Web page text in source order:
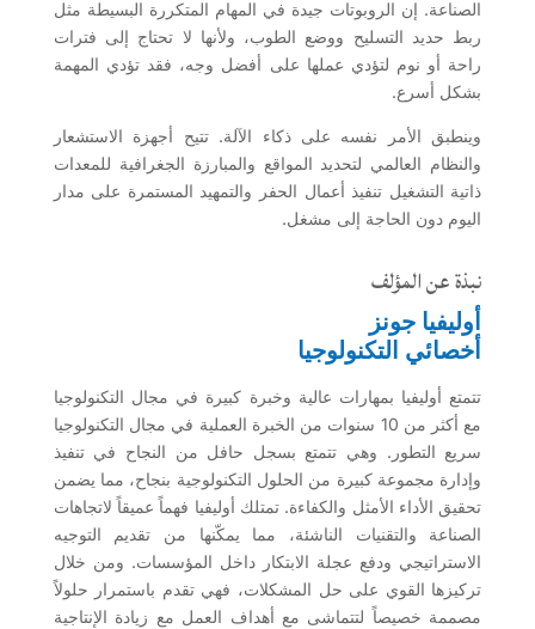
الصناعة. إن الروبوتات جيدة في المهام المتكررة البسيطة مثل
ربط حديد التسليح ووضع الطوب، ولأنها لا تحتاج إلى فترات
راحة أو نوم لتؤدي عملها على أفضل وجه، فقد تؤدي المهمة
بشكل أسرع.
وينطبق الأمر نفسه على ذكاء الآلة. تتيح أجهزة الاستشعار
والنظام العالمي لتحديد المواقع والمبارزة الجغرافية للمعدات
ذاتية التشغيل تنفيذ أعمال الحفر والتمهيد المستمرة على مدار
اليوم دون الحاجة إلى مشغل.
نبذة عن المؤلف
أوليفيا جونز
أخصائي التكنولوجيا
تتمتع أوليفيا بمهارات عالية وخبرة كبيرة في مجال التكنولوجيا
مع أكثر من 10 سنوات من الخبرة العملية في مجال التكنولوجيا
سريع التطور. وهي تتمتع بسجل حافل من النجاح في تنفيذ
وإدارة مجموعة كبيرة من الحلول التكنولوجية بنجاح، مما يضمن
تحقيق الأداء الأمثل والكفاءة. تمتلك أوليفيا فهماً عميقاً لاتجاهات
الصناعة والتقنيات الناشئة، مما يمكّنها من تقديم التوجيه
الاستراتيجي ودفع عجلة الابتكار داخل المؤسسات. ومن خلال
تركيزها القوي على حل المشكلات، فهي تقدم باستمرار حلولاً
مصممة خصيصاً لتتماشى مع أهداف العمل مع زيادة الإنتاجية